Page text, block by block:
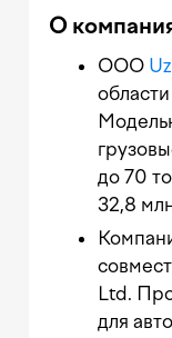
О
ООО
до 70
32,8
Ltd.
для